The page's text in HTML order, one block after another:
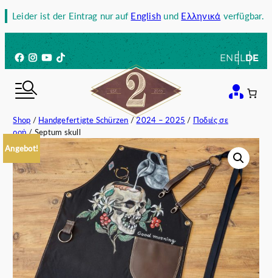
Zum
springen
Leider ist der Eintrag nur auf English und Ελληνικά verfügbar.
Facebook
Instagram
YouTube
TikTok ENEL DE
Shop / Handgefertigte Schürzen /2024 – 2025 / Ποδιές σε
ροή/ Septum skull
Angebot!